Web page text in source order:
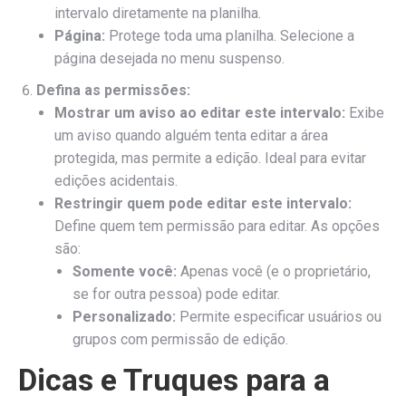
intervalo diretamente na planilha.
Página: Protege toda uma planilha. Selecione a
página desejada no menu suspenso.
Defina as permissões:
Mostrar um aviso ao editar este intervalo: Exibe
um aviso quando alguém tenta editar a área
protegida, mas permite a edição. Ideal para evitar
edições acidentais.
Restringir quem pode editar este intervalo:
Define quem tem permissão para editar. As opções
são:
Somente você: Apenas você (e o proprietário,
se for outra pessoa) pode editar.
Personalizado: Permite especificar usuários ou
grupos com permissão de edição.
Dicas e Truques para a